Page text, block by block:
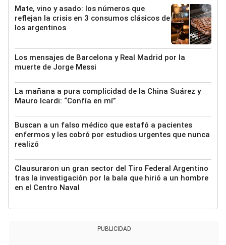
Mate, vino y asado: los números que
reflejan la crisis en 3 consumos clásicos de
los argentinos
Los mensajes de Barcelona y Real Madrid por la
muerte de Jorge Messi
La mañana a pura complicidad de la China Suárez y
Mauro Icardi: “Confía en mí”
Buscan a un falso médico que estafó a pacientes
enfermos y les cobró por estudios urgentes que nunca
realizó
Clausuraron un gran sector del Tiro Federal Argentino
tras la investigación por la bala que hirió a un hombre
en el Centro Naval
PUBLICIDAD